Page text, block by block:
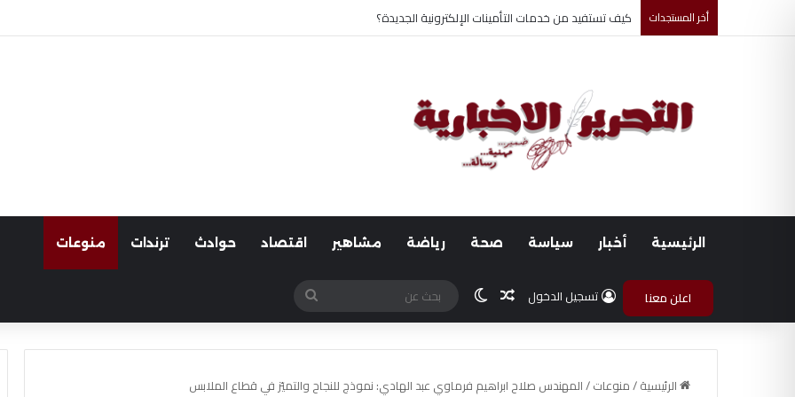
أخر المستجدات أحمد جابر حسين طه معلم القرآن لغير الناطقين من أسوان
الرئيسية أخبار سياسة صحة رياضة مشاهير اقتصاد حوادث ترندات منوعات
اعلن معنا تسجيل الدخول مقال عشوائي
الوضع المظلم
بحث
عن
الرئيسية/منوعات/المهندس صلاح ابراهيم فرماوي عبد الهادي: نموذج للنجاح والتميّز في قطاع الملابس